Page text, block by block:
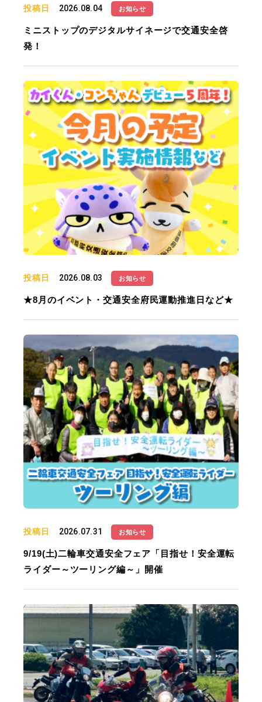
投稿日 2026.08.04 お知らせ
ミニストップのデジタルサイネージで交通安全啓
発！
投稿日 2026.08.03 お知らせ
★8月のイベント・交通安全府民運動推進日など★
投稿日 2026.07.31 お知らせ
9/19(土)二輪車交通安全フェア「目指せ！安全運転
ライダー～ツーリング編～」開催